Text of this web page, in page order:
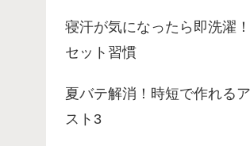
寝汗が気になったら即洗濯
セット習慣
夏バテ解消！時短で作れる
スト3